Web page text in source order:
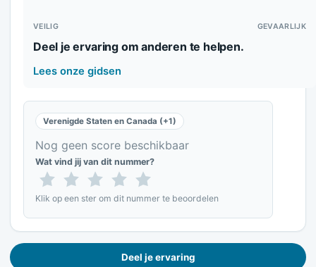
VEILIG GEVAARLIJK
Deel je ervaring om anderen te helpen.
Lees onze gidsen
Verenigde Staten en Canada (+1)
Nog geen score beschikbaar
Wat vind jij van dit nummer?
Klik op een ster om dit nummer te beoordelen
Deel je ervaring